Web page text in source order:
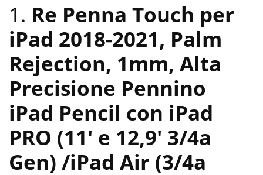
1. Re Penna Touch per
iPad 2018-2021, Palm
Rejection, 1mm, Alta
Precisione Pennino
iPad Pencil con iPad
PRO (11′ e 12,9′ 3/4a
Gen) /iPad Air (3/4a